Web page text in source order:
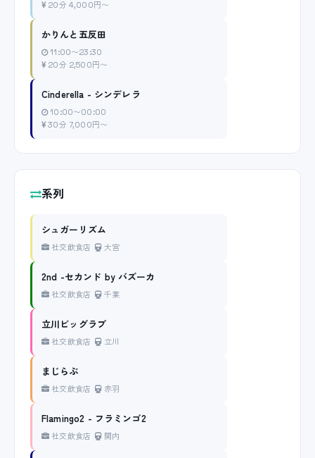
20分 4,000円〜
かりんと五反田
11:00〜23:30
20分 2,500円〜
Cinderella - シンデレラ
10:00〜00:00
30分 7,000円〜
系列
シュガーリズム
社交飲食店 大宮
2nd -セカンド by バズーカ
社交飲食店 千葉
立川ビッグラブ
社交飲食店 立川
まじらぶ
社交飲食店 赤羽
Flamingo2 - フラミンゴ2
社交飲食店 関内